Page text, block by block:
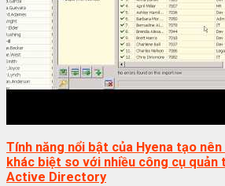
Tính năng nổi bật của Hyena tạo
khác biệt so với nhiều công cụ quản
Active Directory